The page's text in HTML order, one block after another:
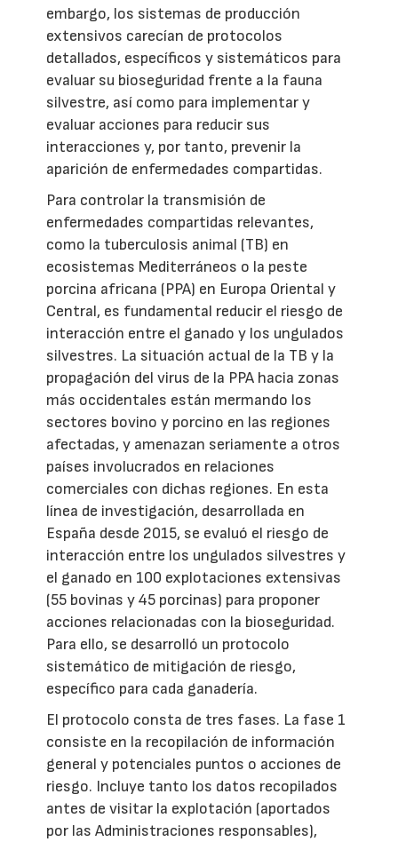
embargo, los sistemas de producción
extensivos carecían de protocolos
detallados, específicos y sistemáticos para
evaluar su bioseguridad frente a la fauna
silvestre, así como para implementar y
evaluar acciones para reducir sus
interacciones y, por tanto, prevenir la
aparición de enfermedades compartidas.
Para controlar la transmisión de
enfermedades compartidas relevantes,
como la tuberculosis animal (TB) en
ecosistemas Mediterráneos o la peste
porcina africana (PPA) en Europa Oriental y
Central, es fundamental reducir el riesgo de
interacción entre el ganado y los ungulados
silvestres. La situación actual de la TB y la
propagación del virus de la PPA hacia zonas
más occidentales están mermando los
sectores bovino y porcino en las regiones
afectadas, y amenazan seriamente a otros
países involucrados en relaciones
comerciales con dichas regiones. En esta
línea de investigación, desarrollada en
España desde 2015, se evaluó el riesgo de
interacción entre los ungulados silvestres y
el ganado en 100 explotaciones extensivas
(55 bovinas y 45 porcinas) para proponer
acciones relacionadas con la bioseguridad.
Para ello, se desarrolló un protocolo
sistemático de mitigación de riesgo,
específico para cada ganadería.
El protocolo consta de tres fases. La fase 1
consiste en la recopilación de información
general y potenciales puntos o acciones de
riesgo. Incluye tanto los datos recopilados
antes de visitar la explotación (aportados
por las Administraciones responsables),